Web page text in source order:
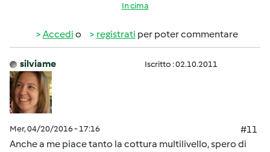
In cima
Accedi o registrati per poter commentare
silviame Iscritto : 02.10.2011
Mer, 04/20/2016 - 17:16
#11
Anche a me piace tanto la cottura multilivello, spero di